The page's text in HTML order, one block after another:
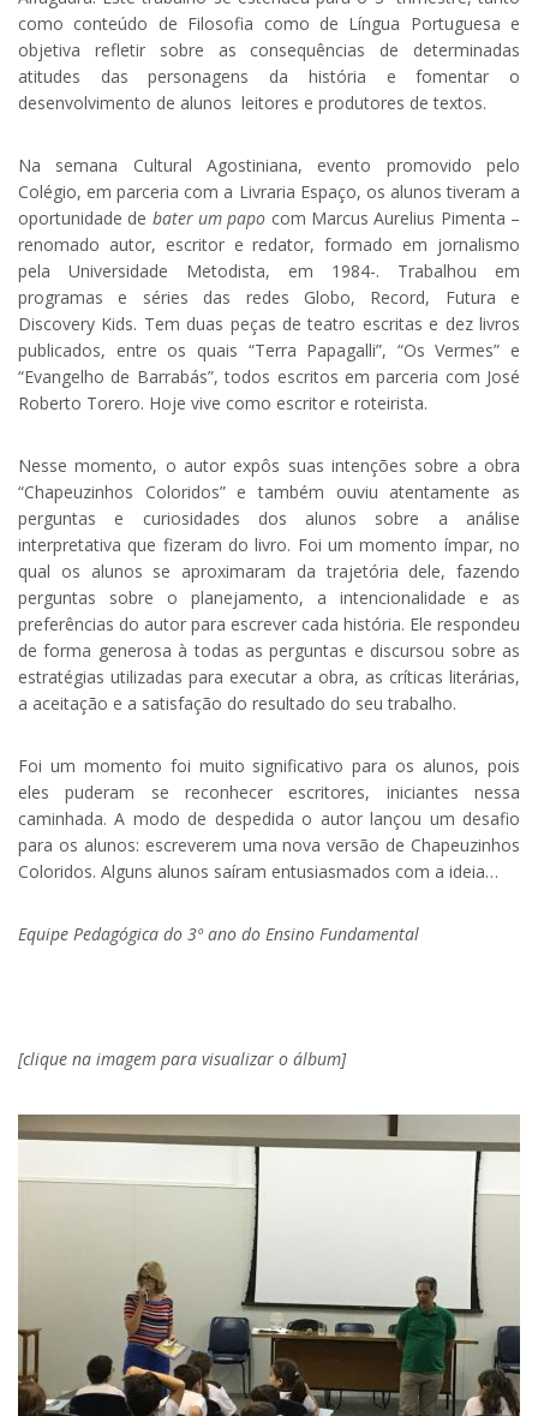
como conteúdo de Filosofia como de Língua Portuguesa e
objetiva refletir sobre as consequências de determinadas
atitudes das personagens da história e fomentar o
desenvolvimento de alunos leitores e produtores de textos.
Na semana Cultural Agostiniana, evento promovido pelo
Colégio, em parceria com a Livraria Espaço, os alunos tiveram a
oportunidade de bater um papo com Marcus Aurelius Pimenta –
renomado autor, escritor e redator, formado em jornalismo
pela Universidade Metodista, em 1984-. Trabalhou em
programas e séries das redes Globo, Record, Futura e
Discovery Kids. Tem duas peças de teatro escritas e dez livros
publicados, entre os quais “Terra Papagalli”, “Os Vermes” e
“Evangelho de Barrabás”, todos escritos em parceria com José
Roberto Torero. Hoje vive como escritor e roteirista.
Nesse momento, o autor expôs suas intenções sobre a obra
“Chapeuzinhos Coloridos” e também ouviu atentamente as
perguntas e curiosidades dos alunos sobre a análise
interpretativa que fizeram do livro. Foi um momento ímpar, no
qual os alunos se aproximaram da trajetória dele, fazendo
perguntas sobre o planejamento, a intencionalidade e as
preferências do autor para escrever cada história. Ele respondeu
de forma generosa à todas as perguntas e discursou sobre as
estratégias utilizadas para executar a obra, as críticas literárias,
a aceitação e a satisfação do resultado do seu trabalho.
Foi um momento foi muito significativo para os alunos, pois
eles puderam se reconhecer escritores, iniciantes nessa
caminhada. A modo de despedida o autor lançou um desafio
para os alunos: escreverem uma nova versão de Chapeuzinhos
Coloridos. Alguns alunos saíram entusiasmados com a ideia…
Equipe Pedagógica do 3º ano do Ensino Fundamental
[clique na imagem para visualizar o álbum]